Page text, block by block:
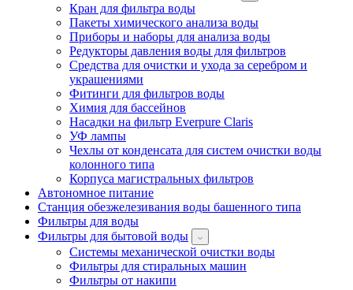
Кран для фильтра воды
Пакеты химического анализа воды
Приборы и наборы для анализа воды
Редукторы давления воды для фильтров
Средства для очистки и ухода за серебром и
украшениями
Фитинги для фильтров воды
Химия для бассейнов
Насадки на фильтр Everpure Claris
УФ лампы
Чехлы от конденсата для систем очистки воды
колонного типа
Корпуса магистральных фильтров
Автономное питание
Станция обезжелезивания воды башенного типа
Фильтры для воды
Фильтры для бытовой воды
Системы механической очистки воды
Фильтры для стиральных машин
Фильтры от накипи